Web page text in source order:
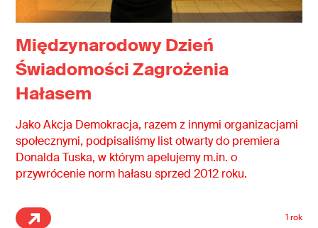
Międzynarodowy Dzień
Świadomości Zagrożenia
Hałasem
Jako Akcja Demokracja, razem z innymi organizacjami
społecznymi, podpisaliśmy list otwarty do premiera
Donalda Tuska, w którym apelujemy m.in. o
przywrócenie norm hałasu sprzed 2012 roku.
1 rok